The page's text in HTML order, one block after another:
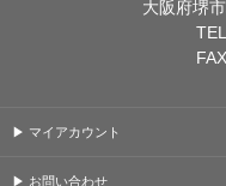
大阪府堺
▶ マイアカウント
▶ お問い合わせ